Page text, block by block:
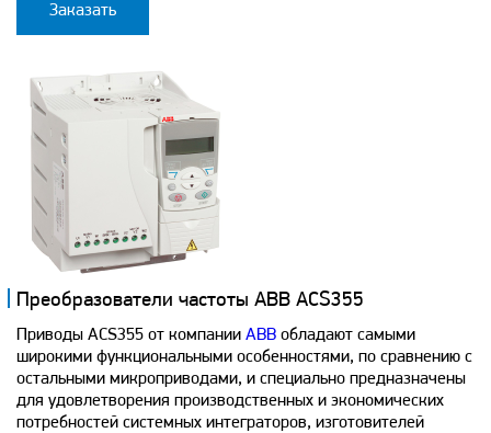
Заказать
Преобразователи частоты ABB ACS355
Приводы ACS355 от компании ABB обладают самыми
широкими функциональными особенностями, по сравнению с
остальными микроприводами, и специально предназначены
для удовлетворения производственных и экономических
потребностей системных интеграторов, изготовителей